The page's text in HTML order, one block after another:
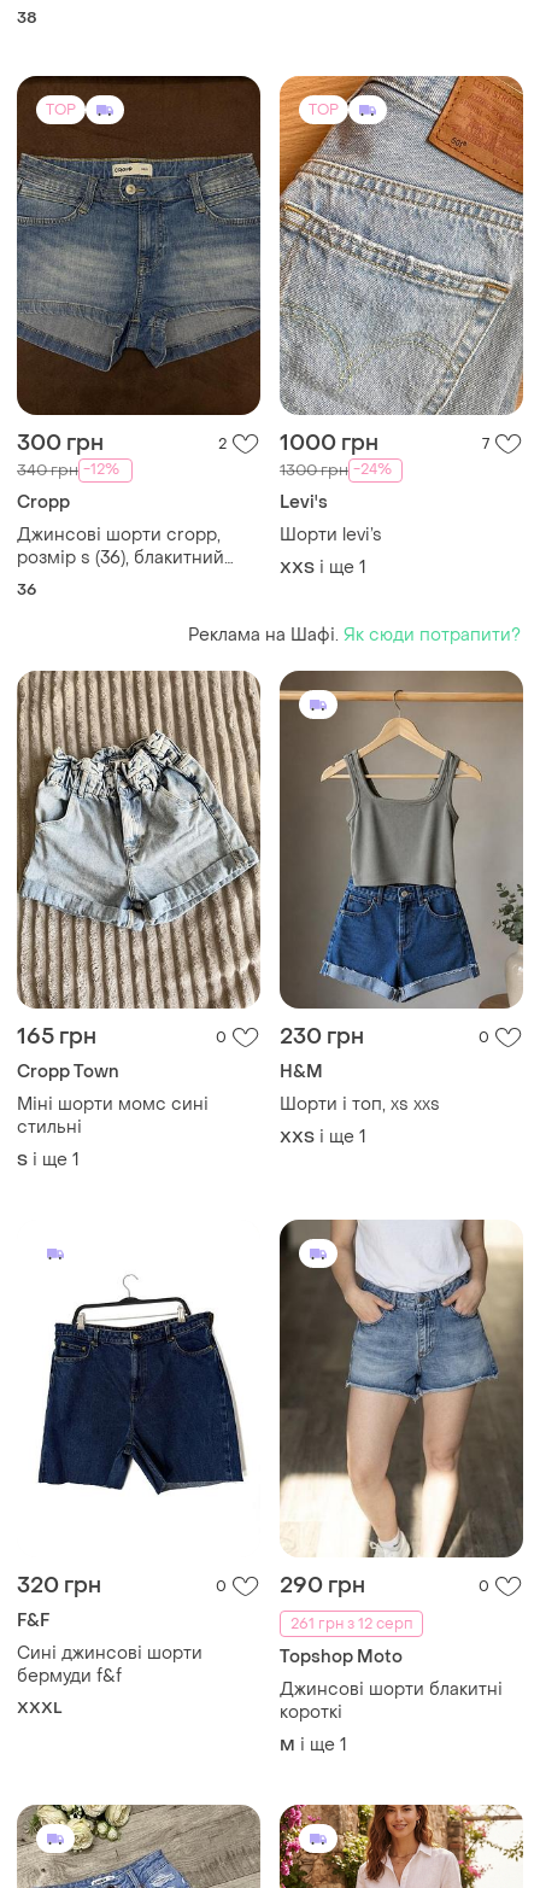
38
TOP
300 грн 2
340 грн -12%
Cropp
Джинсові шорти cropp,
розмір s (36), блакитний
денім
36
TOP
1000 грн 7
1300 грн -24%
Levi's
Шорти levi’s
XХS і ще 1
Реклама на Шафі. Як сюди потрапити?
165 грн 0
Cropp Town
Міні шорти момс сині
стильні
S і ще 1
230 грн 0
H&M
Шорти і топ, xs xxs
XХS і ще 1
320 грн 0
F&F
Сині джинсові шорти
бермуди f&f
XXXL
290 грн
0
261 грн з 12 серп
Topshop Moto
Джинсові шорти блакитні
короткі
M і ще 1